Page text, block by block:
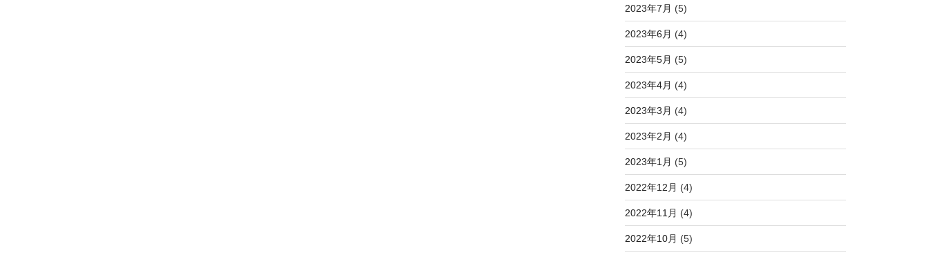
2023年7月 (5)
2023年6月 (4)
2023年5月 (5)
2023年4月 (4)
2023年3月 (4)
2023年2月 (4)
2023年1月 (5)
2022年12月 (4)
2022年11月 (4)
2022年10月 (5)